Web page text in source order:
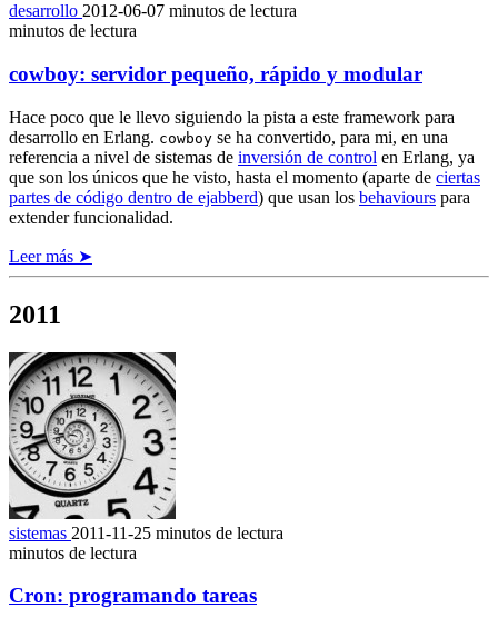
desarrollo 2012-06-07 minutos de lectura
minutos de lectura
cowboy: servidor pequeño, rápido y modular
Hace poco que le llevo siguiendo la pista a este framework para
desarrollo en Erlang. cowboy se ha convertido, para mi, en una
referencia a nivel de sistemas de inversión de control en Erlang, ya
que son los únicos que he visto, hasta el momento (aparte de ciertas
partes de código dentro de ejabberd) que usan los behaviours para
extender funcionalidad.
Leer más ➤
2011
sistemas 2011-11-25 minutos de lectura
minutos de lectura
Cron: programando tareas